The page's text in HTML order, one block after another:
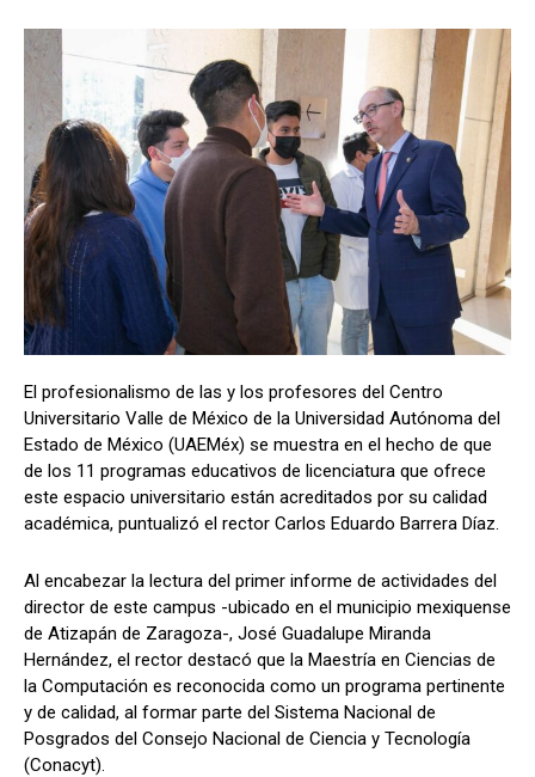
El profesionalismo de las y los profesores del Centro
Universitario Valle de México de la Universidad Autónoma del
Estado de México (UAEMéx) se muestra en el hecho de que
de los 11 programas educativos de licenciatura que ofrece
este espacio universitario están acreditados por su calidad
académica, puntualizó el rector Carlos Eduardo Barrera Díaz.
Al encabezar la lectura del primer informe de actividades del
director de este campus -ubicado en el municipio mexiquense
de Atizapán de Zaragoza-, José Guadalupe Miranda
Hernández, el rector destacó que la Maestría en Ciencias de
la Computación es reconocida como un programa pertinente
y de calidad, al formar parte del Sistema Nacional de
Posgrados del Consejo Nacional de Ciencia y Tecnología
(Conacyt).